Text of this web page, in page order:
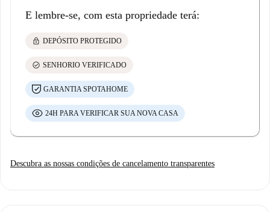
E lembre-se, com esta propriedade terá:
lock DEPÓSITO PROTEGIDO
check_circle SENHORIO VERIFICADO
GARANTIA SPOTAHOME
24H PARA VERIFICAR SUA NOVA CASA
Descubra as nossas condições de cancelamento transparentes